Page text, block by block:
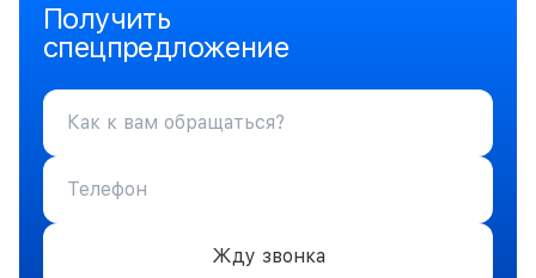
Получить
спецпредложение
Жду звонка